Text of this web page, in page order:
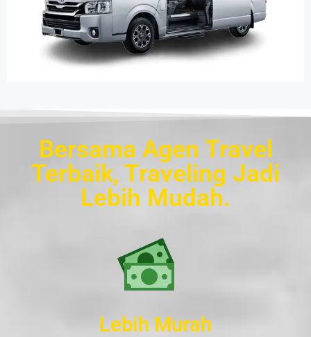
Bersama Agen Travel
Terbaik, Traveling Jadi
Lebih Mudah.
Lebih Murah